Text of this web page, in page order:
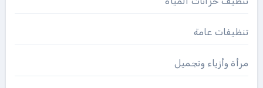
تنظيفات عامة
مرأة وأزياء وتجميل